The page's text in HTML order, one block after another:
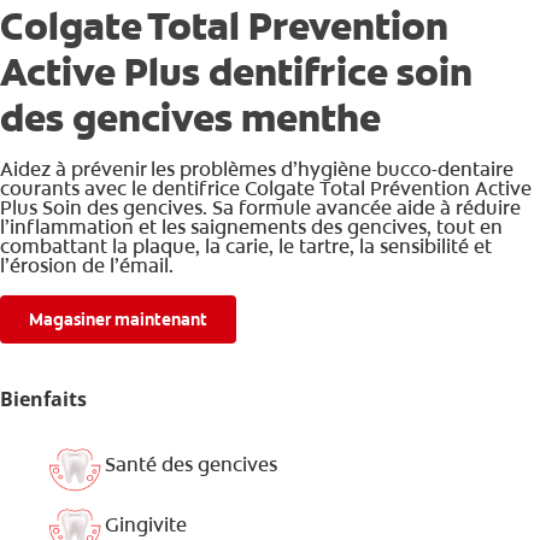
Colgate Total Prevention
Active Plus dentifrice soin
des gencives menthe
Aidez à prévenir les problèmes d’hygiène bucco-dentaire
courants avec le dentifrice Colgate Total Prévention Active
Plus Soin des gencives. Sa formule avancée aide à réduire
l’inflammation et les saignements des gencives, tout en
combattant la plaque, la carie, le tartre, la sensibilité et
l’érosion de l’émail.
Magasiner maintenant
Bienfaits
Santé des gencives
Gingivite